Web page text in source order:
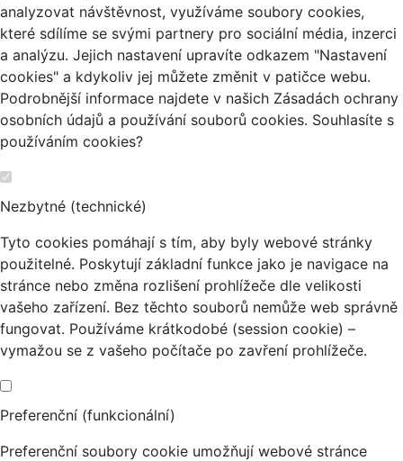
analyzovat návštěvnost, využíváme soubory cookies,
které sdílíme se svými partnery pro sociální média, inzerci
a analýzu. Jejich nastavení upravíte odkazem "Nastavení
cookies" a kdykoliv jej můžete změnit v patičce webu.
Podrobnější informace najdete v našich Zásadách ochrany
osobních údajů a používání souborů cookies. Souhlasíte s
používáním cookies?
Nezbytné (technické)
Tyto cookies pomáhají s tím, aby byly webové stránky
použitelné. Poskytují základní funkce jako je navigace na
stránce nebo změna rozlišení prohlížeče dle velikosti
vašeho zařízení. Bez těchto souborů nemůže web správně
fungovat. Používáme krátkodobé (session cookie) –
vymažou se z vašeho počítače po zavření prohlížeče.
Preferenční (funkcionální)
Preferenční soubory cookie umožňují webové stránce